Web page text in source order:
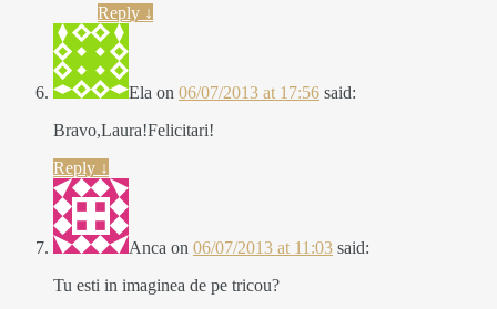
Reply ↓
Ela on 06/07/2013 at 17:56 said:
Bravo,Laura!Felicitari!
Reply ↓
Anca on 06/07/2013 at 11:03 said:
Tu esti in imaginea de pe tricou?